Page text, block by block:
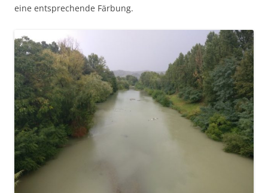
eine entsprechende Färbung.